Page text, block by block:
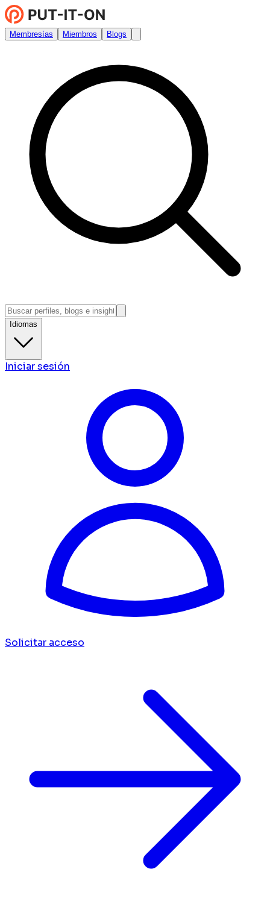
Membresías Miembros Blogs
Idiomas
Iniciar sesión
Solicitar acceso